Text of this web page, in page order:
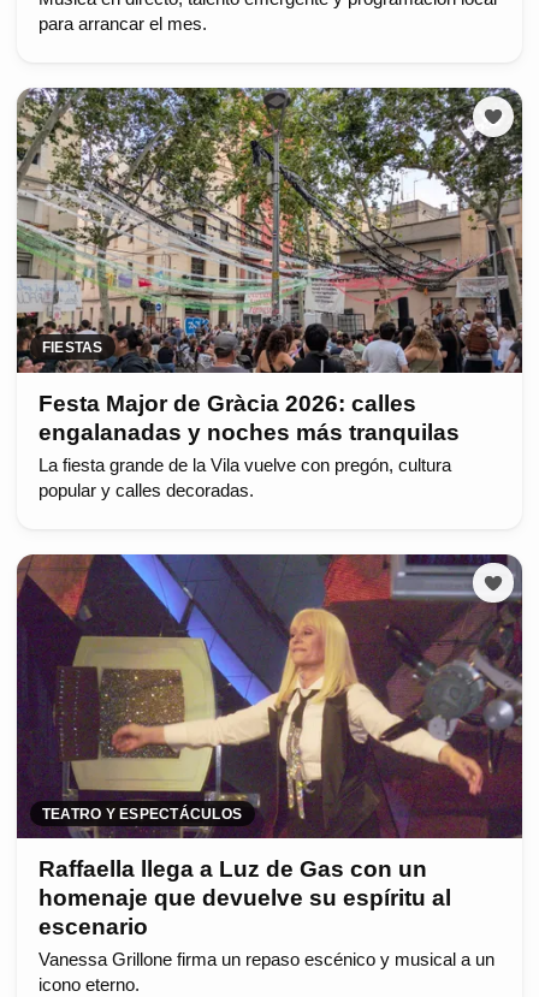
para arrancar el mes.
FIESTAS
Festa Major de Gràcia 2026: calles
engalanadas y noches más tranquilas
La fiesta grande de la Vila vuelve con pregón, cultura
popular y calles decoradas.
TEATRO Y ESPECTÁCULOS
Raffaella llega a Luz de Gas con un
homenaje que devuelve su espíritu al
escenario
Vanessa Grillone firma un repaso escénico y musical a un
icono eterno.